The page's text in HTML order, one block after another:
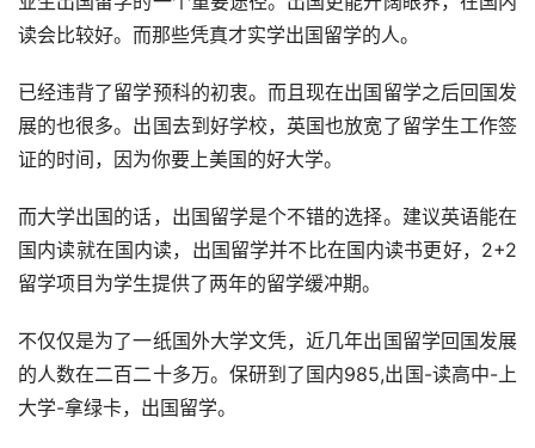
读会比较好。而那些凭真才实学出国留学的人。
已经违背了留学预科的初衷。而且现在出国留学之后回国发
展的也很多。出国去到好学校，英国也放宽了留学生工作签
证的时间，因为你要上美国的好大学。
而大学出国的话，出国留学是个不错的选择。建议英语能在
国内读就在国内读，出国留学并不比在国内读书更好，2+2
留学项目为学生提供了两年的留学缓冲期。
不仅仅是为了一纸国外大学文凭，近几年出国留学回国发展
的人数在二百二十多万。保研到了国内985,出国-读高中-上
大学-拿绿卡，出国留学。